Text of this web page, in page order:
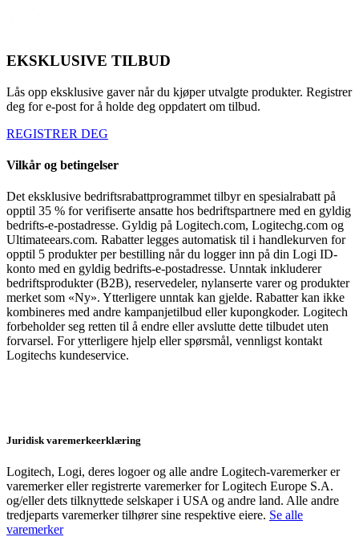
EKSKLUSIVE TILBUD
Lås opp eksklusive gaver når du kjøper utvalgte produkter. Registrer
deg for e-post for å holde deg oppdatert om tilbud.
REGISTRER DEG
Vilkår og betingelser
Det eksklusive bedriftsrabattprogrammet tilbyr en spesialrabatt på
opptil 35 % for verifiserte ansatte hos bedriftspartnere med en gyldig
bedrifts-e-postadresse. Gyldig på Logitech.com, Logitechg.com og
Ultimateears.com. Rabatter legges automatisk til i handlekurven for
opptil 5 produkter per bestilling når du logger inn på din Logi ID-
konto med en gyldig bedrifts-e-postadresse. Unntak inkluderer
bedriftsprodukter (B2B), reservedeler, nylanserte varer og produkter
merket som «Ny». Ytterligere unntak kan gjelde. Rabatter kan ikke
kombineres med andre kampanjetilbud eller kupongkoder. Logitech
forbeholder seg retten til å endre eller avslutte dette tilbudet uten
forvarsel. For ytterligere hjelp eller spørsmål, vennligst kontakt
Logitechs kundeservice.
Juridisk varemerkeerklæring
Logitech, Logi, deres logoer og alle andre Logitech-varemerker er
varemerker eller registrerte varemerker for Logitech Europe S.A.
og/eller dets tilknyttede selskaper i USA og andre land. Alle andre
tredjeparts varemerker tilhører sine respektive eiere. Se alle
varemerker